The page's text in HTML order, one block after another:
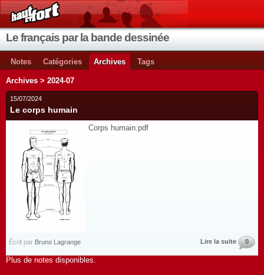
Le français par la bande dessinée
Notes Catégories Archives Tags
Archives > 2024-07
15/07/2024
Le corps humain
Corps humain.pdf
Écrit par Bruno Lagrange Lire la suite 0
Plus de notes disponibles.